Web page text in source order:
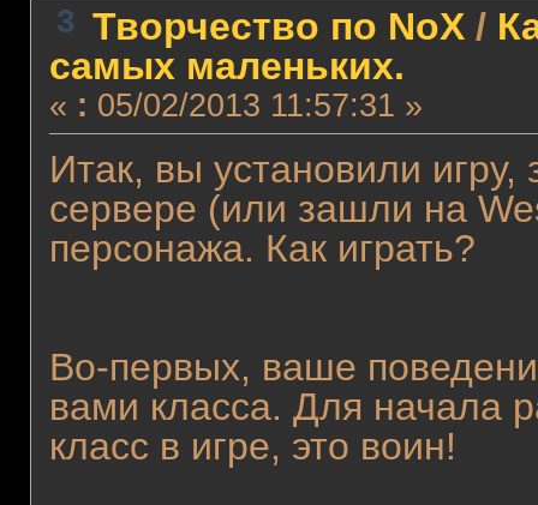
3 Творчество по NoX/
самых маленьких.
« : 05/02/2013 11:57:31 »
Итак, вы установили игру,
сервере (или зашли на
персонажа. Как играть?
Во-первых, ваше
вами класса. Для начала
класс в игре, это воин!